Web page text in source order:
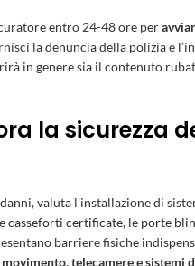
entro 24-48 ore per
la denuncia della polizia e
in genere sia il contenuto
la sicurezza
valuta l’installazione di
casseforti certificate, le porte
barriere fisiche
telecamere e sistemi